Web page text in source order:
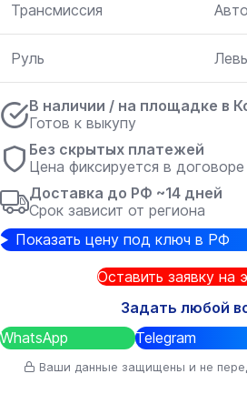
Трансмиссия
Руль
В наличии / на площадке в
Готов к выкупу
Без скрытых платежей
Цена фиксируется в договоре
Доставка до РФ ~14 дней
Срок зависит от региона
Показать цену под ключ в РФ
Оставить заявку на
Задать любой
WhatsApp
Telegram
Ваши данные защищены и не